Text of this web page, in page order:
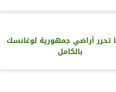
تحرر أراضي جمهورية لوغانسك
بالكامل